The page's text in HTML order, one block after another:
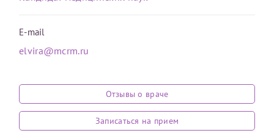
E-mail
elvira@mcrm.ru
Отзывы о враче
Записаться на прием
персональных данных
Записаться на прием
Дата рождения*